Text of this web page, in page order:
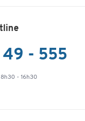
- 555
- 16h30